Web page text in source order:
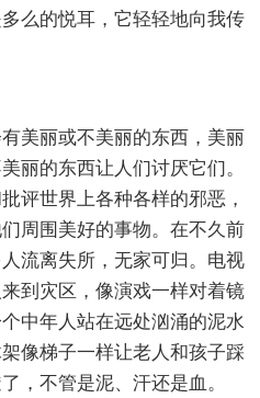
么的悦耳，它轻轻地向我传
美丽或不美丽的东西，美丽
丽的东西让人们讨厌它们。
评世界上各种各样的邪恶，
周围美好的事物。在不久前
流离失所，无家可归。电视
到灾区，像演戏一样对着镜
中年人站在远处汹涌的泥水
像梯子一样让老人和孩子踩
，不管是泥、汗还是血。